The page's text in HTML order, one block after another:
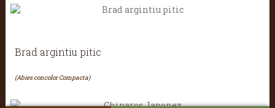
Brad argintiu pitic
(Abies concolor Compacta)